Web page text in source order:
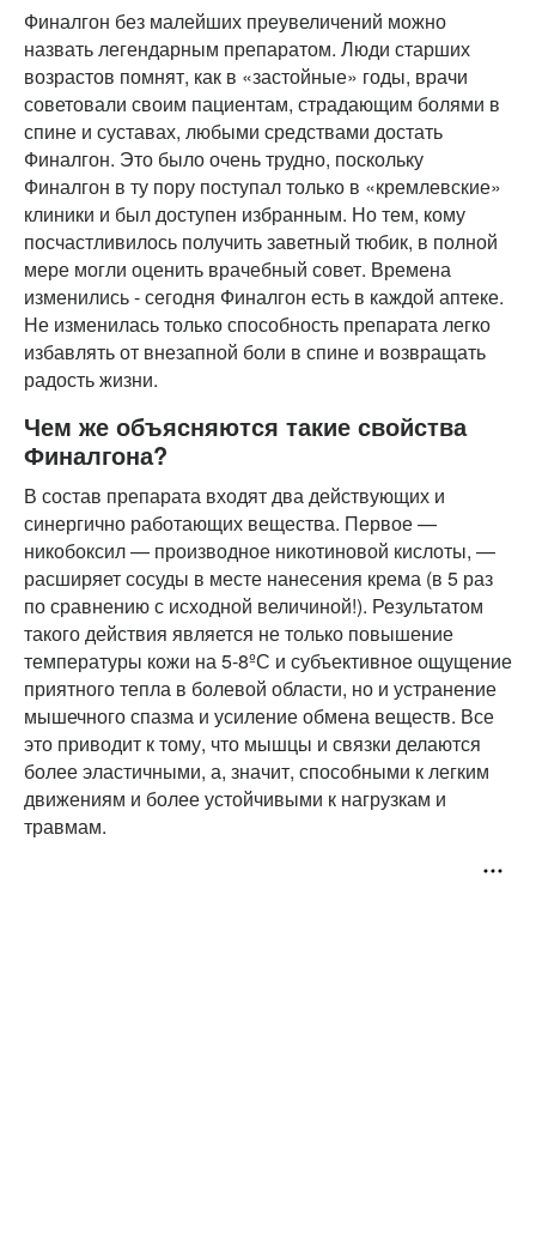
Финалгон без малейших преувеличений можно
назвать легендарным препаратом. Люди старших
возрастов помнят, как в «застойные» годы, врачи
советовали своим пациентам, страдающим болями в
спине и суставах, любыми средствами достать
Финалгон. Это было очень трудно, поскольку
Финалгон в ту пору поступал только в «кремлевские»
клиники и был доступен избранным. Но тем, кому
посчастливилось получить заветный тюбик, в полной
мере могли оценить врачебный совет. Времена
изменились - сегодня Финалгон есть в каждой аптеке.
Не изменилась только способность препарата легко
избавлять от внезапной боли в спине и возвращать
радость жизни.
Чем же объясняются такие свойства
Финалгона?
В состав препарата входят два действующих и
синергично работающих вещества. Первое —
никобоксил — производное никотиновой кислоты, —
расширяет сосуды в месте нанесения крема (в 5 раз
по сравнению с исходной величиной!). Результатом
такого действия является не только повышение
температуры кожи на 5-8ºС и субъективное ощущение
приятного тепла в болевой области, но и устранение
мышечного спазма и усиление обмена веществ. Все
это приводит к тому, что мышцы и связки делаются
более эластичными, а, значит, способными к легким
движениям и более устойчивыми к нагрузкам и
травмам.